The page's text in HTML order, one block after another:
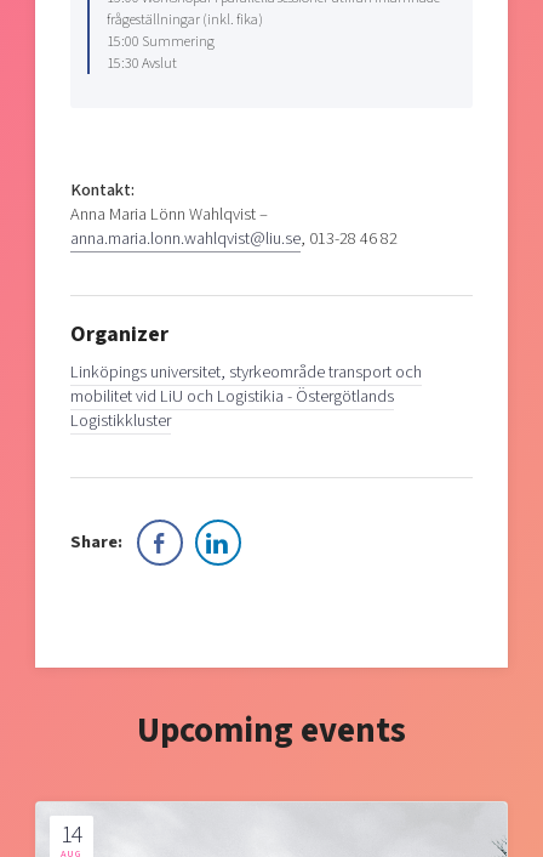
frågeställningar (inkl. fika)
15:00 Summering
15:30 Avslut
Kontakt:
Anna Maria Lönn Wahlqvist –
anna.maria.lonn.wahlqvist@liu.se, 013-28 46 82
Organizer
Linköpings universitet, styrkeområde transport och
mobilitet vid LiU och Logistikia - Östergötlands
Logistikkluster
Share:
Upcoming events
14
AUG